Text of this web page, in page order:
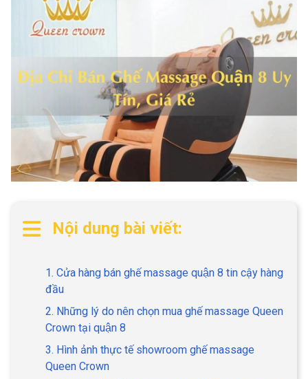
Nội dung bài viết:
1. Cửa hàng bán ghế massage quận 8 tin cậy hàng
đầu
2. Những lý do nên chọn mua ghế massage Queen
Crown tại quận 8
3. Hình ảnh thực tế showroom ghế massage
Queen Crown